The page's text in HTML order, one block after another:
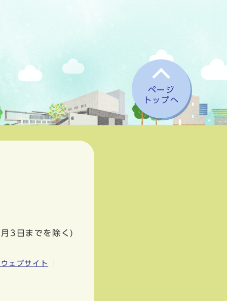
ページ
トップへ
3日までを除く)
ェブサイト